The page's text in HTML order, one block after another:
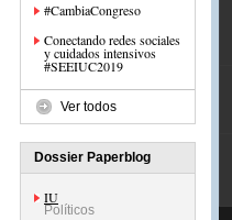
#CambiaCongreso
Conectando redes sociales
y cuidados intensivos
#SEEIUC2019
Ver todos
Dossier Paperblog
IU
Políticos